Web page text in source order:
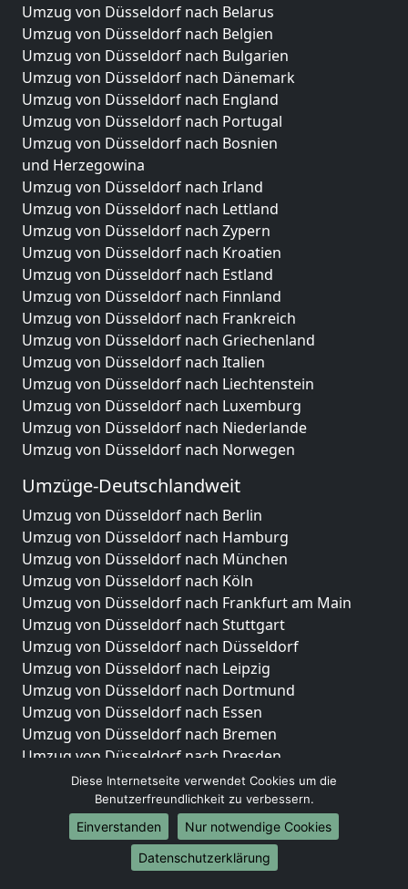
Umzug von Düsseldorf nach Belarus
Umzug von Düsseldorf nach Belgien
Umzug von Düsseldorf nach Bulgarien
Umzug von Düsseldorf nach Dänemark
Umzug von Düsseldorf nach England
Umzug von Düsseldorf nach Portugal
Umzug von Düsseldorf nach Bosnien
und Herzegowina
Umzug von Düsseldorf nach Irland
Umzug von Düsseldorf nach Lettland
Umzug von Düsseldorf nach Zypern
Umzug von Düsseldorf nach Kroatien
Umzug von Düsseldorf nach Estland
Umzug von Düsseldorf nach Finnland
Umzug von Düsseldorf nach Frankreich
Umzug von Düsseldorf nach Griechenland
Umzug von Düsseldorf nach Italien
Umzug von Düsseldorf nach Liechtenstein
Umzug von Düsseldorf nach Luxemburg
Umzug von Düsseldorf nach Niederlande
Umzug von Düsseldorf nach Norwegen
Umzüge-Deutschlandweit
Umzug von Düsseldorf nach Berlin
Umzug von Düsseldorf nach Hamburg
Umzug von Düsseldorf nach München
Umzug von Düsseldorf nach Köln
Umzug von Düsseldorf nach Frankfurt am Main
Umzug von Düsseldorf nach Stuttgart
Umzug von Düsseldorf nach Düsseldorf
Umzug von Düsseldorf nach Leipzig
Umzug von Düsseldorf nach Dortmund
Umzug von Düsseldorf nach Essen
Umzug von Düsseldorf nach Bremen
Umzug von Düsseldorf nach Dresden
Umzug von Düsseldorf nach Hannover
Umzug von Düsseldorf nach Nürnberg
Umzug von Düsseldorf nach Duisburg
Umzug von Düsseldorf nach Bochum
Umzug von Düsseldorf nach Wuppertal
Diese Internetseite verwendet Cookies um die
Benutzerfreundlichkeit zu verbessern.
Einverstanden
Nur notwendige Cookies
Datenschutzerklärung